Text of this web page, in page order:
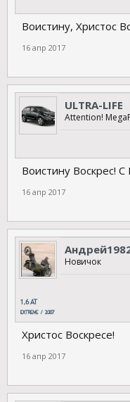
Воистину, Христос
16 апр 2017
ULTRA-LIFE
Аttention!
Воистину Воскрес!
16 апр 2017
Новичок
Христос Воскресе!
16 апр 2017